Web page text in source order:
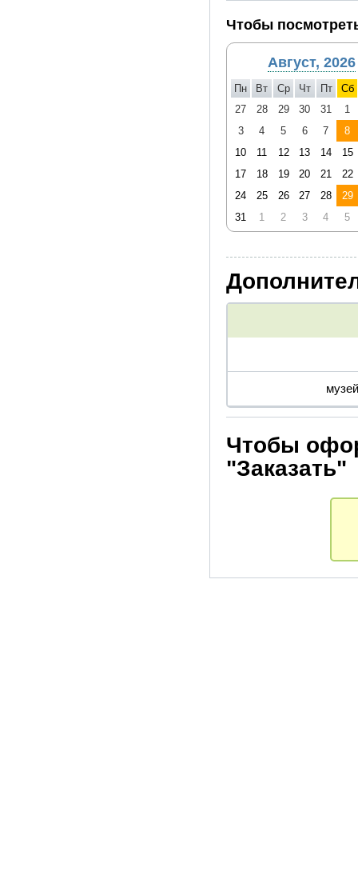
Чтобы
Август, 2026
Пн Вт Ср Чт Пт
Сб
27
28 29 30 31
1
3
4 5 6 7
8
10
11 12 13 14
15
17
18 19 20 21
22
24
25 26 27 28
29
31
1 2 3 4 5
Чтобы
"Заказать"